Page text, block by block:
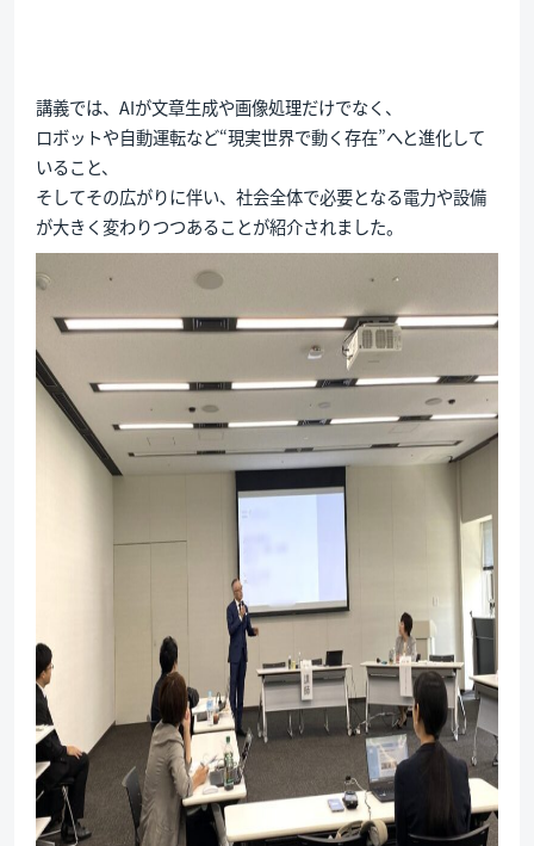
講義では、AIが文章生成や画像処理だけでなく、
ロボットや自動運転など“現実世界で動く存在”へと進化して
いること、
そしてその広がりに伴い、社会全体で必要となる電力や設備
が大きく変わりつつあることが紹介されました。